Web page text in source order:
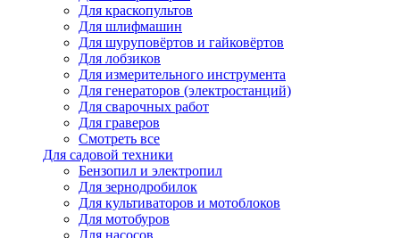
Для краскопультов
Для шлифмашин
Для шуруповёртов и гайковёртов
Для лобзиков
Для измерительного инструмента
Для генераторов (электростанций)
Для сварочных работ
Для граверов
Смотреть все
Для садовой техники
Бензопил и электропил
Для зернодробилок
Для культиваторов и мотоблоков
Для мотобуров
Для насосов